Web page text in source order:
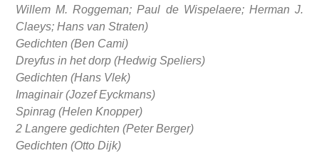
Willem M. Roggeman; Paul de Wispelaere; Herman J.
Claeys; Hans van Straten)
Gedichten (Ben Cami)
Dreyfus in het dorp (Hedwig Speliers)
Gedichten (Hans Vlek)
Imaginair (Jozef Eyckmans)
Spinrag (Helen Knopper)
2 Langere gedichten (Peter Berger)
Gedichten (Otto Dijk)